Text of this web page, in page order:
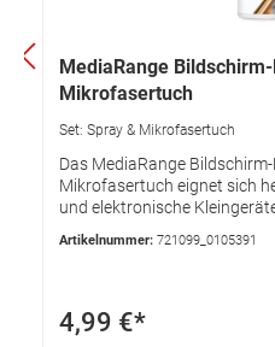
MediaRange
Mikrofasertuch
Set: Spray & Mikrofasertuch
Das MediaRange
Mikrofasertuch eignet sich
und elektronische
vollkommen streifenfrei. Die
des MediaRange Bildschirm-
Mikrofasertuch:Inhalt:
Artikelnummer: 721099_0105391
4,99 €*